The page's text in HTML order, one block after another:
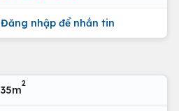
Đăng nhập để nhắn tin
35m
2